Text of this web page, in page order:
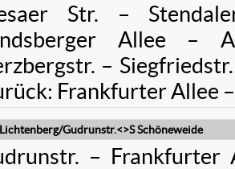
Str. –
Allee –
–
Frankfurter Allee
Gudrunstr.<>S Schöneweide
– Frankfurter